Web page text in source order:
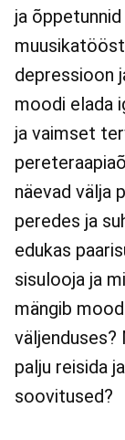
ja
depressioon
moodi elada
ja vaimset
näevad välja
peredes ja
edukas
sisulooja ja
mängib
väljenduses?
palju reisida
soovitused?